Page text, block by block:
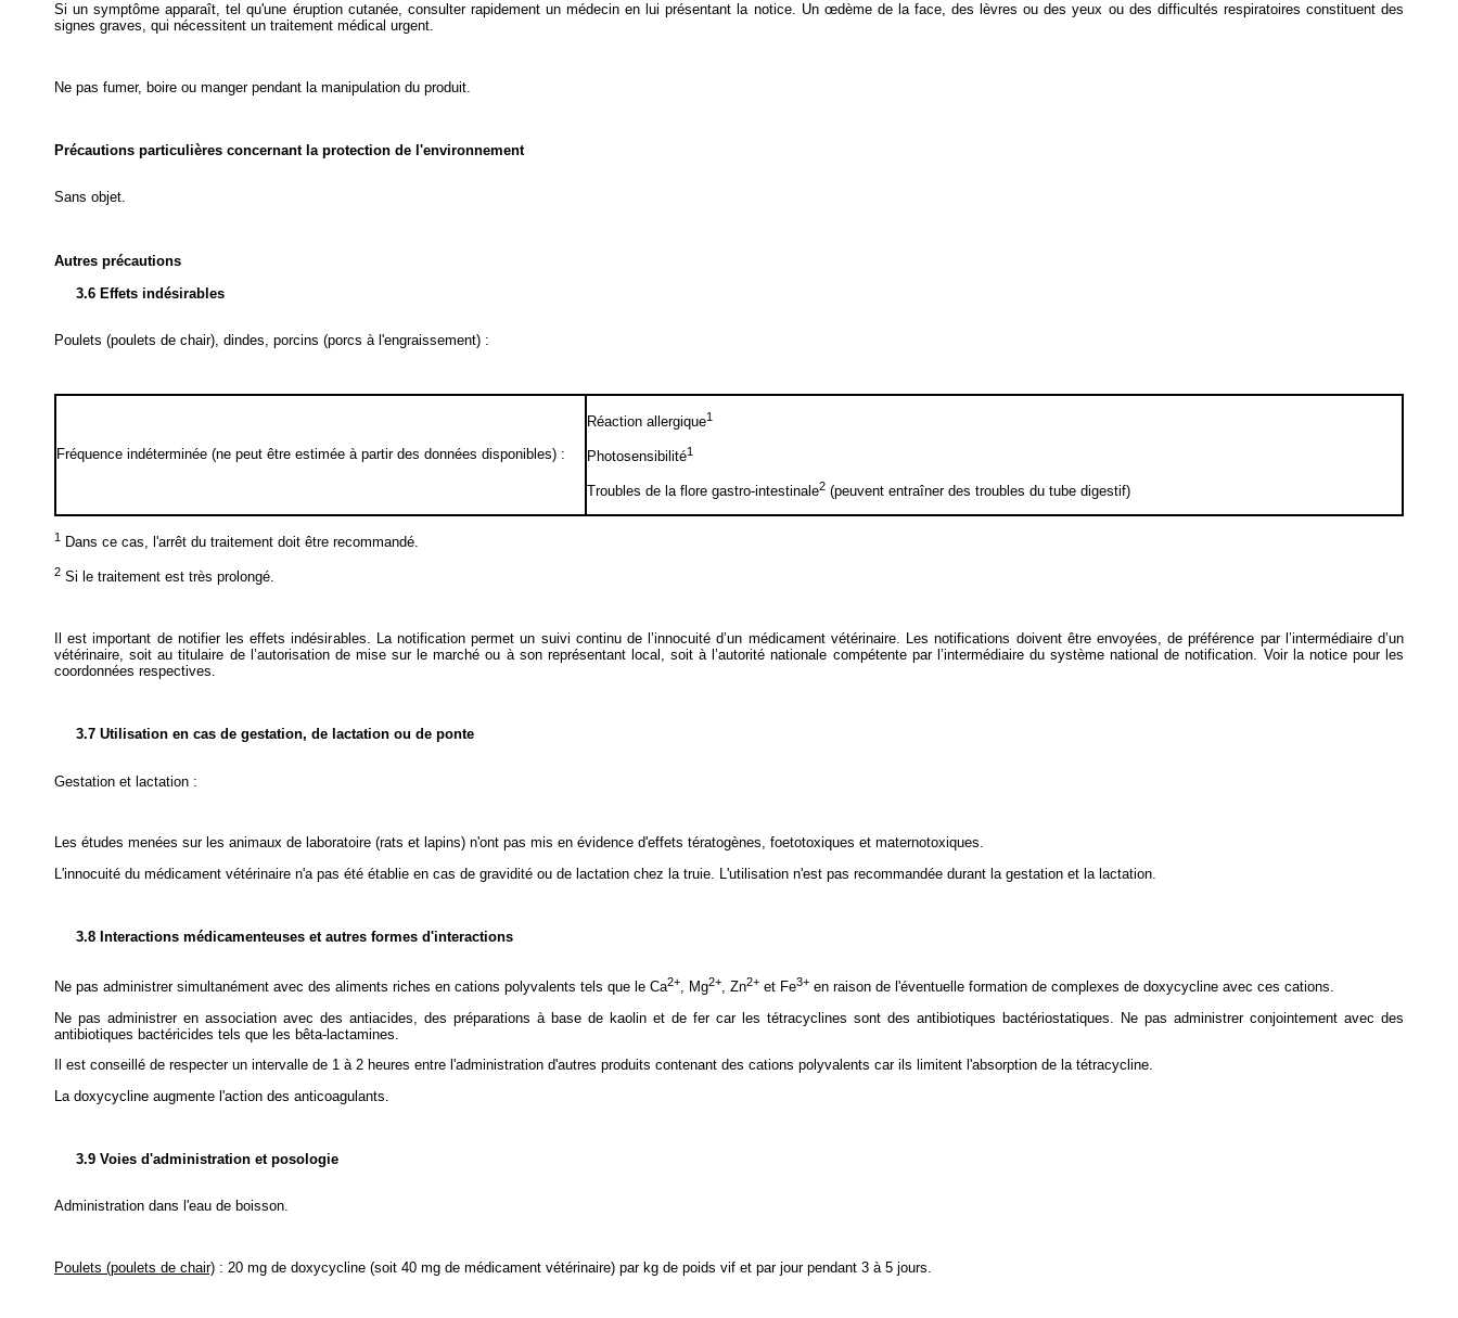
Si un symptôme apparaît, tel qu'une éruption cutanée, consulter rapidement un médecin en lui présentant la notice. Un œdème de la face, des lèvres ou des yeux ou des difficultés respiratoires constituent des
signes graves, qui nécessitent un traitement médical urgent.
Ne pas fumer, boire ou manger pendant la manipulation du produit.
Précautions particulières concernant la protection de l'environnement
Sans objet.
Autres précautions
3.6 Effets indésirables
Poulets (poulets de chair), dindes, porcins (porcs à l'engraissement) :
Fréquence indéterminée (ne peut être estimée à partir des données disponibles) :
Réaction allergique1
Photosensibilité1
Troubles de la flore gastro-intestinale2 (peuvent entraîner des troubles du tube digestif)
1 Dans ce cas, l'arrêt du traitement doit être recommandé.
2 Si le traitement est très prolongé.
Il est important de notifier les effets indésirables. La notification permet un suivi continu de l’innocuité d’un médicament vétérinaire. Les notifications doivent être envoyées, de préférence par l’intermédiaire d’un
vétérinaire, soit au titulaire de l’autorisation de mise sur le marché ou à son représentant local, soit à l’autorité nationale compétente par l’intermédiaire du système national de notification. Voir la notice pour les
coordonnées respectives.
3.7 Utilisation en cas de gestation, de lactation ou de ponte
Gestation et lactation :
Les études menées sur les animaux de laboratoire (rats et lapins) n'ont pas mis en évidence d'effets tératogènes, foetotoxiques et maternotoxiques.
L'innocuité du médicament vétérinaire n'a pas été établie en cas de gravidité ou de lactation chez la truie. L'utilisation n'est pas recommandée durant la gestation et la lactation.
3.8 Interactions médicamenteuses et autres formes d'interactions
Ne pas administrer simultanément avec des aliments riches en cations polyvalents tels que le Ca2+, Mg2+, Zn2+ et Fe3+ en raison de l'éventuelle formation de complexes de doxycycline avec ces cations.
Ne pas administrer en association avec des antiacides, des préparations à base de kaolin et de fer car les tétracyclines sont des antibiotiques bactériostatiques. Ne pas administrer conjointement avec des
antibiotiques bactéricides tels que les bêta-lactamines.
Il est conseillé de respecter un intervalle de 1 à 2 heures entre l'administration d'autres produits contenant des cations polyvalents car ils limitent l'absorption de la tétracycline.
La doxycycline augmente l'action des anticoagulants.
3.9 Voies d'administration et posologie
Administration dans l'eau de boisson.
Poulets (poulets de chair) : 20 mg de doxycycline (soit 40 mg de médicament vétérinaire) par kg de poids vif et par jour pendant 3 à 5 jours.